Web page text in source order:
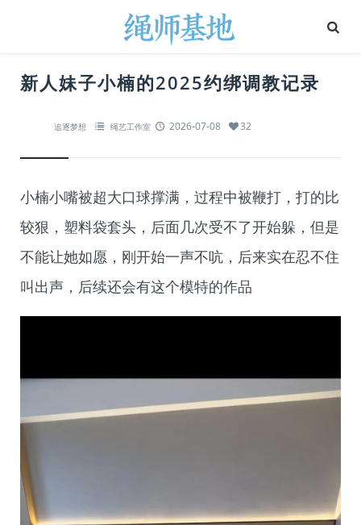
新人妹子小楠的2025约绑调教记录
追逐梦想 绳艺工作室 2026-07-08 32
小楠小嘴被超大口球撑满，过程中被鞭打，打的比
较狠，塑料袋套头，后面几次受不了开始躲，但是
不能让她如愿，刚开始一声不吭，后来实在忍不住
叫出声，后续还会有这个模特的作品